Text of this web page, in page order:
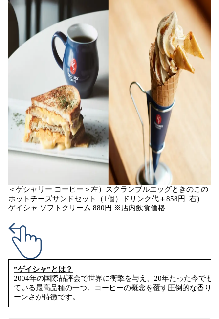
＜ゲシャリー コーヒー＞左）スクランブルエッグときのこの
ホットチーズサンドセット（1個）ドリンク代＋858円 右）
ゲイシャ ソフトクリーム 880円 ※店内飲食価格
”ゲイシャ”とは？
2004年の国際品評会で世界に衝撃を与え、20年たった今でも
ている最高品種の一つ。コーヒーの概念を覆す圧倒的な香り
ーンさが特徴です。